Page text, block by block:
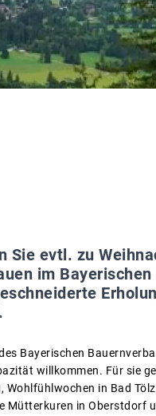
Sie evtl. zu
im
Bayerischen
willkommen. Für sie
in Bad
Mütterkuren in Oberstdorf